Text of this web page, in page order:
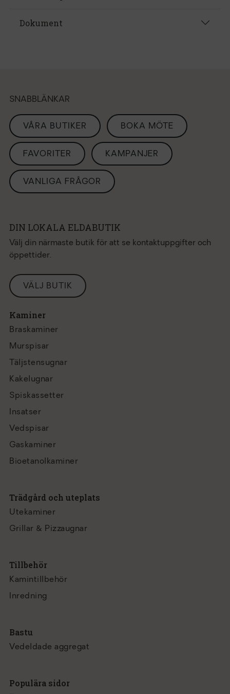
Dokument
SNABBLÄNKAR
VÅRA BUTIKER BOKA MÖTE
FAVORITER KAMPANJER
VANLIGA FRÅGOR
DIN LOKALA ELDABUTIK
Välj din närmaste butik för att se kontaktuppgifter och
öppettider.
VÄLJ BUTIK
Kaminer
Braskaminer
Murspisar
Täljstensugnar
Kakelugnar
Spiskassetter
Insatser
Vedspisar
Gaskaminer
Bioetanolkaminer
Trädgård och uteplats
Utekaminer
Grillar & Pizzaugnar
Tillbehör
Kamintillbehör
Inredning
Bastu
Vedeldade aggregat
Populära sidor